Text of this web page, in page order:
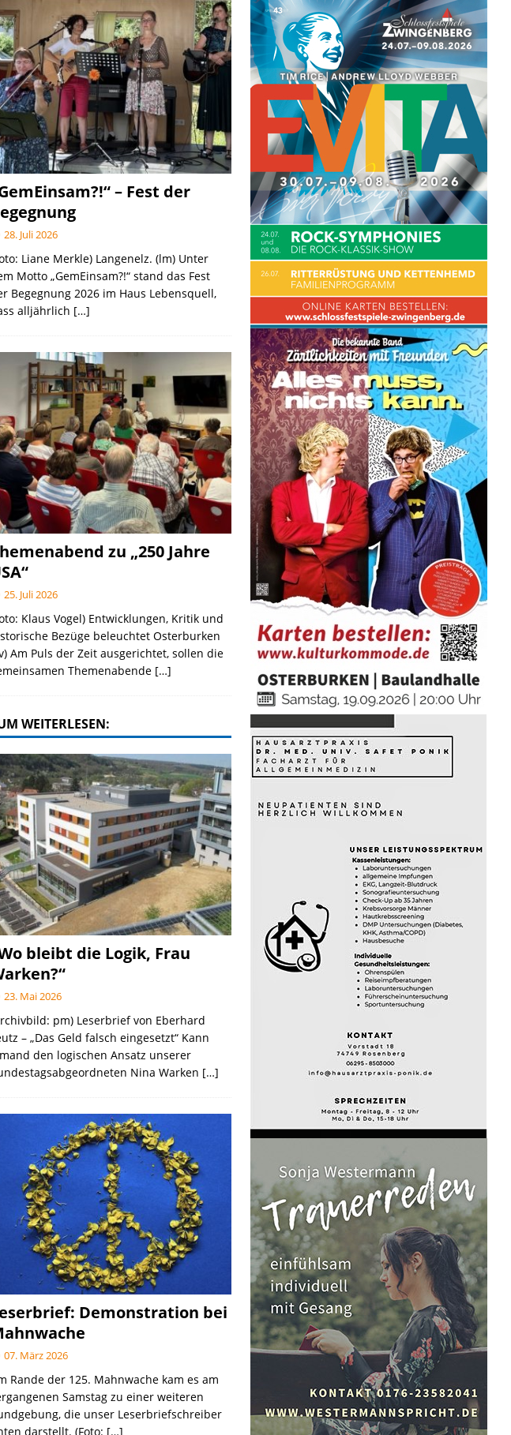
– Fest der
28. Juli 2026
Liane Merkle) Langenelz. (lm) Unter
Motto „GemEinsam?!“ stand das Fest
Begegnung 2026 im Haus Lebensquell,
alljährlich […]
zu „250 Jahre
25. Juli 2026
Klaus Vogel) Entwicklungen, Kritik und
Bezüge beleuchtet Osterburken
Am Puls der Zeit ausgerichtet, sollen die
Themenabende […]
WEITERLESEN:
bleibt die Logik, Frau
23. Mai 2026
pm) Leserbrief von Eberhard
– „Das Geld falsch eingesetzt“ Kann
den logischen Ansatz unserer
Nina Warken […]
Demonstration bei
07. März 2026
Rande der 125. Mahnwache kam es am
Samstag zu einer weiteren
die unser Leserbriefschreiber
darstellt. (Foto: […]